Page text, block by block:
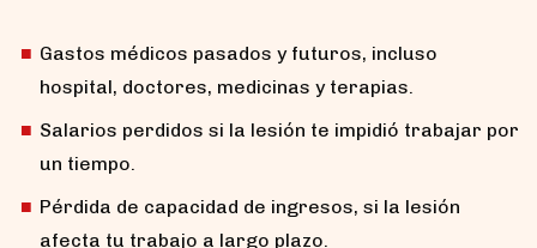
Gastos médicos pasados y futuros, incluso
hospital, doctores, medicinas y terapias.
Salarios perdidos si la lesión te impidió trabajar por
un tiempo.
Pérdida de capacidad de ingresos, si la lesión
afecta tu trabajo a largo plazo.